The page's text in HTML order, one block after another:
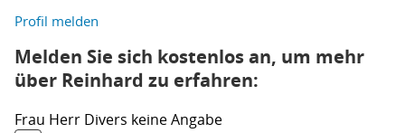
Profil melden
Melden Sie sich kostenlos an, um mehr
über Reinhard zu erfahren:
Frau Herr Divers keine Angabe